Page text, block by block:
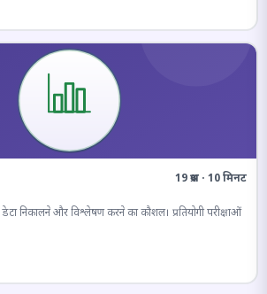
19 प्रश्न · 10 मिनट
निकालने और विश्लेषण करने का कौशल। प्रतियोगी परीक्षाओं